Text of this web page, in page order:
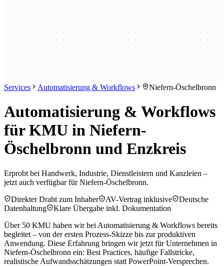
Services Automatisierung & Workflows Niefern-Öschelbronn
Automatisierung & Workflows
für KMU in Niefern-
Öschelbronn und Enzkreis
Erprobt bei Handwerk, Industrie, Dienstleistern und Kanzleien –
jetzt auch verfügbar für Niefern-Öschelbronn.
Direkter Draht zum Inhaber
AV-Vertrag inklusive
Deutsche
Datenhaltung
Klare Übergabe inkl. Dokumentation
Über 50 KMU haben wir bei Automatisierung & Workflows bereits
begleitet – von der ersten Prozess-Skizze bis zur produktiven
Anwendung. Diese Erfahrung bringen wir jetzt für Unternehmen in
Niefern-Öschelbronn ein: Best Practices, häufige Fallstricke,
realistische Aufwandsschätzungen statt PowerPoint-Versprechen.